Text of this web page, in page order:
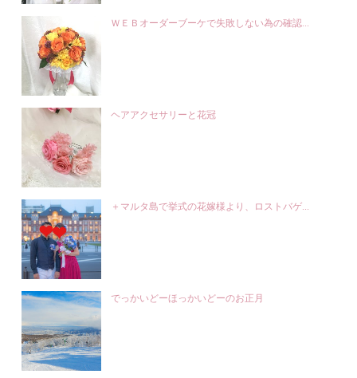
ＷＥＢオーダーブーケで失敗しない為の確認...
ヘアアクセサリーと花冠
＋マルタ島で挙式の花嫁様より、ロストバゲ...
でっかいどーほっかいどーのお正月